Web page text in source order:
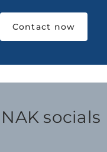
Contact now
socials